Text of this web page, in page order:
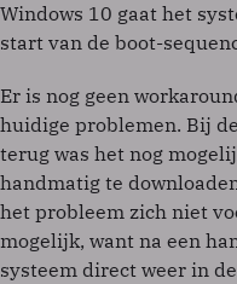
Windows 10 gaat het
start van de boot-
Er is nog geen
huidige problemen. Bij
terug was het nog
handmatig te
het probleem zich niet
mogelijk, want na een
systeem direct weer in